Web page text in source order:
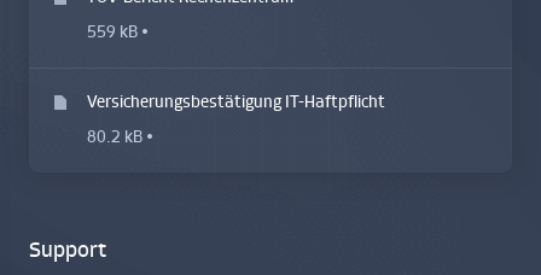
Support
559 kB
Versicherungsbestätigung IT-Haftpflicht
80.2 kB